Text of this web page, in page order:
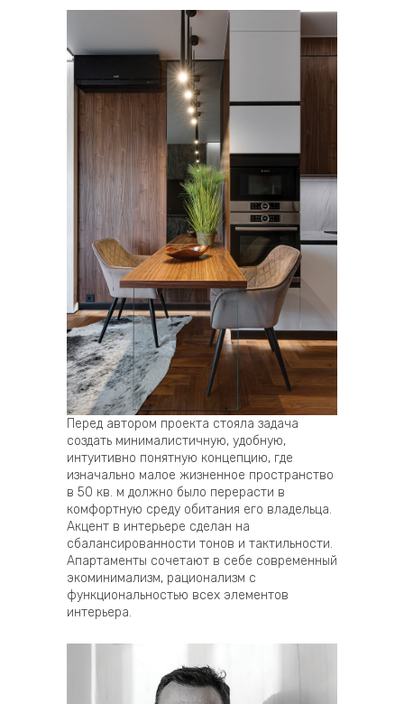
Перед автором проекта стояла задача
создать минималистичную, удобную,
интуитивно понятную концепцию, где
изначально малое жизненное пространство
в 50 кв. м должно было перерасти в
комфортную среду обитания его владельца.
Акцент в интерьере сделан на
сбалансированности тонов и тактильности.
Апартаменты сочетают в себе современный
экоминимализм, рационализм с
функциональностью всех элементов
интерьера.